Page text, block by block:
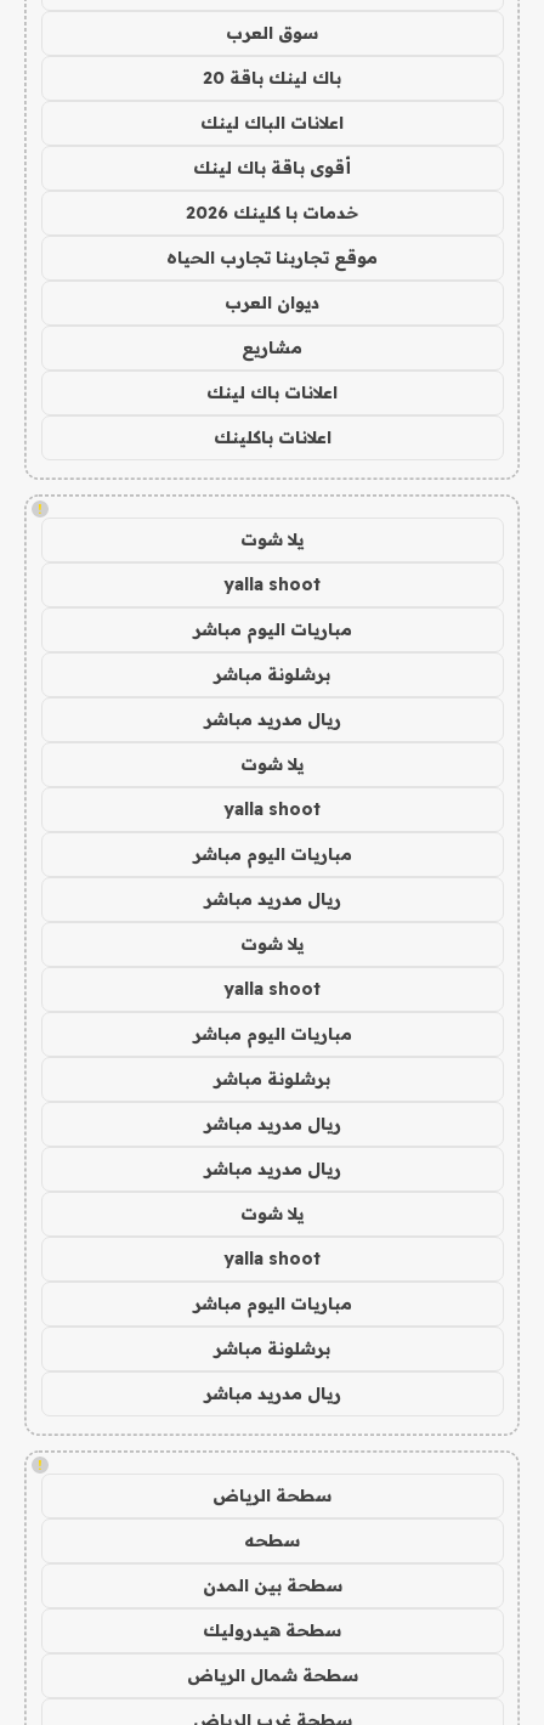
سوق العرب
باك لينك باقة 20
اعلانات الباك لينك
أقوى باقة باك لينك
خدمات با كلينك 2026
موقع تجاربنا تجارب الحياه
ديوان العرب
مشاريع
اعلانات باك لينك
اعلانات باكلينك
!
يلا شوت
yalla shoot
مباريات اليوم مباشر
برشلونة مباشر
ريال مدريد مباشر
يلا شوت
yalla shoot
مباريات اليوم مباشر
ريال مدريد مباشر
يلا شوت
yalla shoot
مباريات اليوم مباشر
برشلونة مباشر
ريال مدريد مباشر
ريال مدريد مباشر
يلا شوت
yalla shoot
مباريات اليوم مباشر
برشلونة مباشر
ريال مدريد مباشر
!
سطحة الرياض
سطحه
سطحة بين المدن
سطحة هيدروليك
سطحة شمال الرياض
سطحة غرب الرياض